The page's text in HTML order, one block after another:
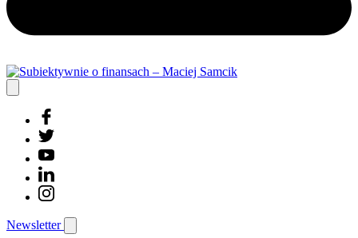
Newsletter